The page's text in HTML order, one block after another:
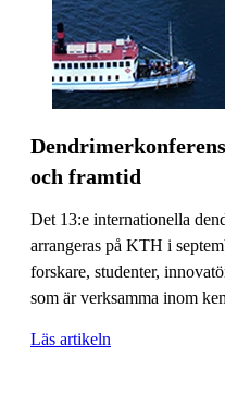
och framtid
Det 13:e internationella
arrangeras på KTH i
forskare, studenter,
som är verksamma inom
Läs artikeln